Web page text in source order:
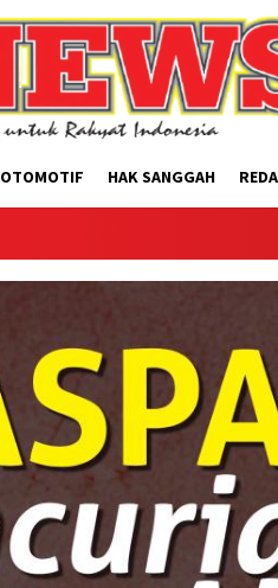
OTOMOTIF HAK SANGGAH